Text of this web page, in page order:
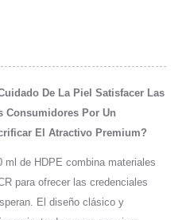
De La Piel Satisfacer Las
Consumidores Por Un
El Atractivo Premium?
ml de HDPE combina materiales
para ofrecer las credenciales
El diseño clásico y